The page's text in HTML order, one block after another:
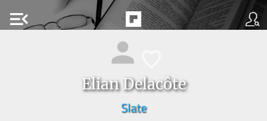
menu_open
Elian Delacôte
Slate